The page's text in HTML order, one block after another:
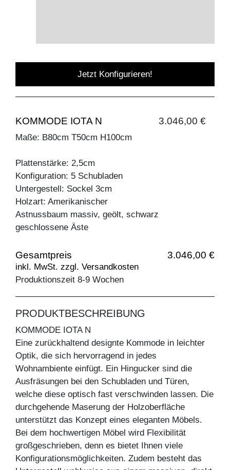
Jetzt Konfigurieren!
KOMMODE IOTA N 3.046,00 €
Maße: B80cm T50cm H100cm
Plattenstärke: 2,5cm
Konfiguration: 5 Schubladen
Untergestell: Sockel 3cm
Holzart: Amerikanischer
Astnussbaum massiv, geölt, schwarz
geschlossene Äste
Gesamtpreis 3.046,00 €
inkl. MwSt. zzgl. Versandkosten
Produktionszeit 8-9 Wochen
PRODUKTBESCHREIBUNG
KOMMODE IOTA N
Eine zurückhaltend designte Kommode in leichter
Optik, die sich hervorragend in jedes
Wohnambiente einfügt. Ein Hingucker sind die
Ausfräsungen bei den Schubladen und Türen,
welche diese optisch fast verschwinden lassen. Die
durchgehende Maserung der Holzoberfläche
unterstützt das Konzept eines eleganten Möbels.
Bei dem hochwertigen Möbel wird Flexibilität
großgeschrieben, denn es bietet Ihnen viele
Konfigurationsmöglichkeiten. Zudem besteht das